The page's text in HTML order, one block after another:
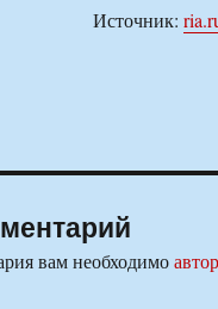
Источник:
вам необходимо